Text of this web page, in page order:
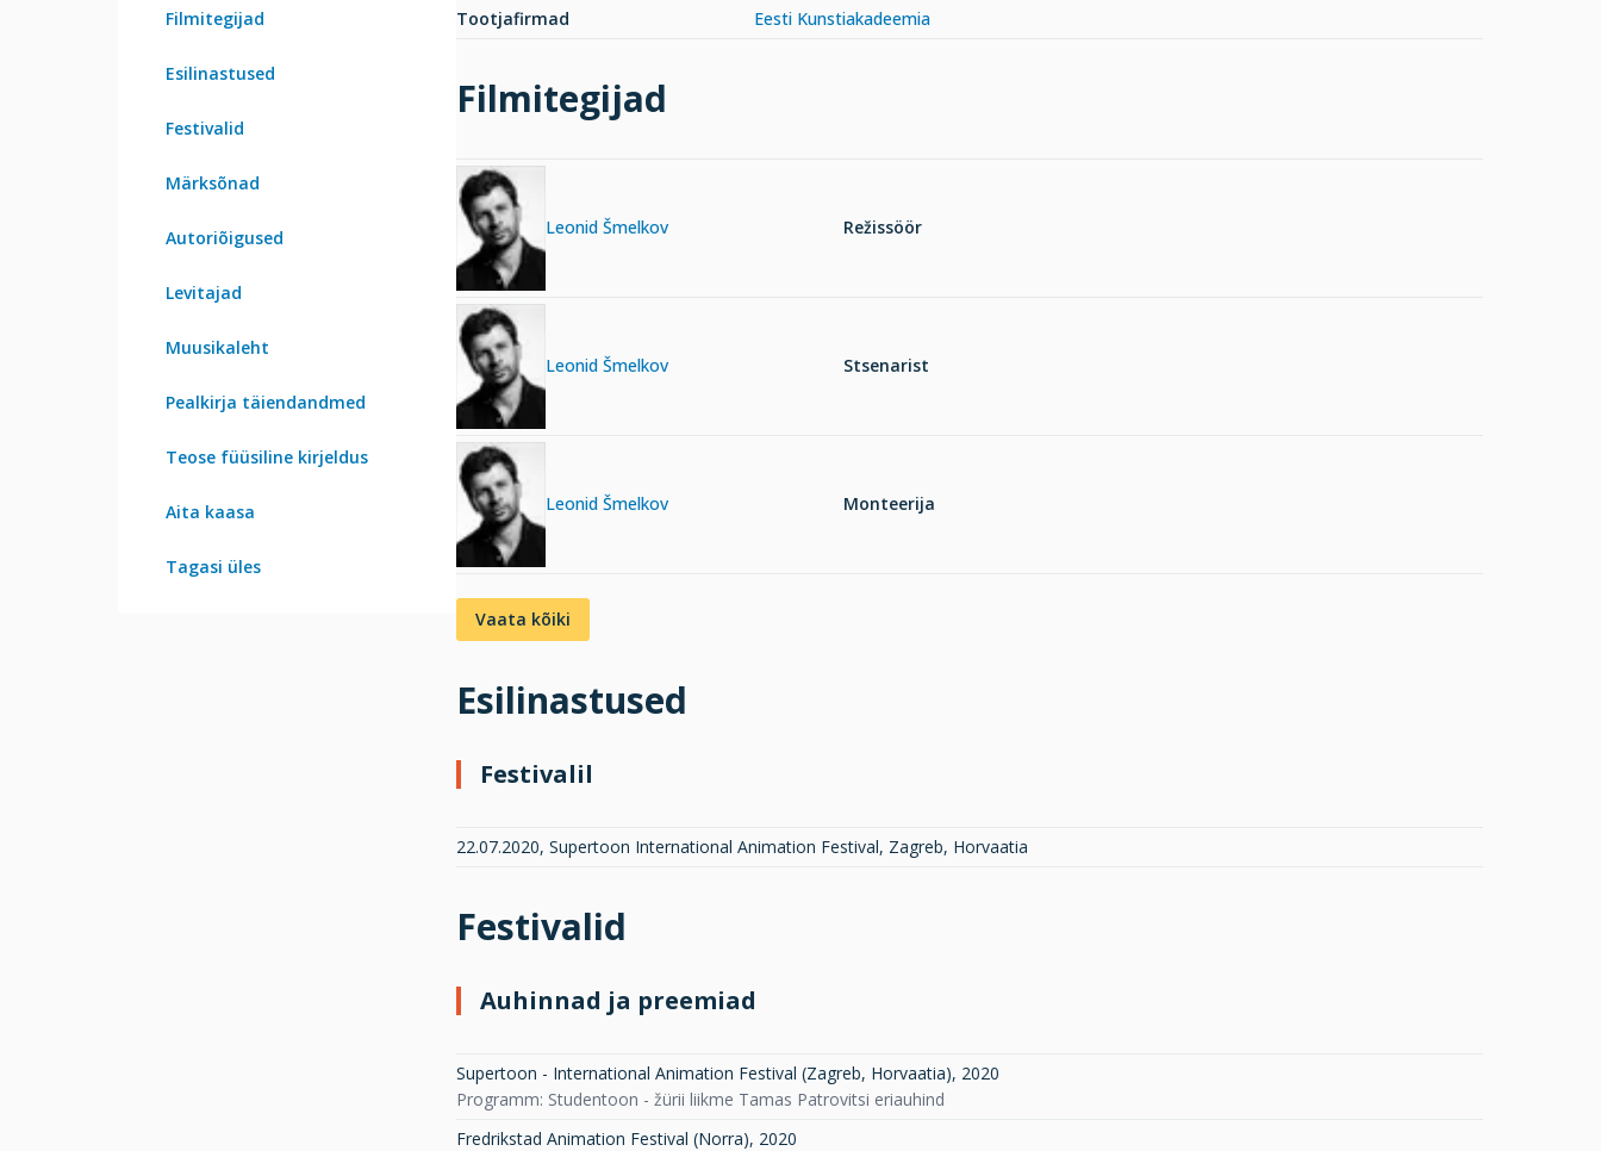
Filmitegijad
Esilinastused
Festivalid
Märksõnad
Autoriõigused
Levitajad
Muusikaleht
Pealkirja täiendandmed
Teose füüsiline kirjeldus
Aita kaasa
Tagasi üles
Tootjafirmad Eesti Kunstiakadeemia
Filmitegijad
Leonid Šmelkov Režissöör
Leonid Šmelkov Stsenarist
Leonid Šmelkov Monteerija
Vaata kõiki
Esilinastused
Festivalil
22.07.2020, Supertoon International Animation Festival, Zagreb, Horvaatia
Festivalid
Auhinnad ja preemiad
Supertoon - International Animation Festival (Zagreb, Horvaatia), 2020
Programm: Studentoon - žürii liikme Tamas Patrovitsi eriauhind
Fredrikstad Animation Festival (Norra), 2020